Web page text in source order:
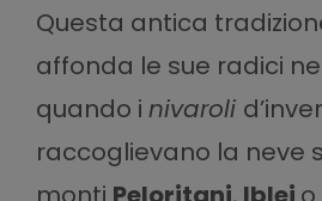
Questa antica
affonda le sue radici
quando i nivaroli
raccoglievano la neve